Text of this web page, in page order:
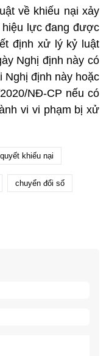
về khiếu nại xảy
lực đang được
định xử lý kỷ luật
Nghị định này có
Nghị định này hoặc
NĐ-CP nếu có
vi vi phạm bị xử
khiếu nại
chuyển đổi số